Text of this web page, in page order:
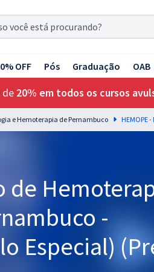
OFF Pós Graduação OAB
de 20% em todos os cursos
e Hemoterapia de Pernambuco
de
-
Especial)